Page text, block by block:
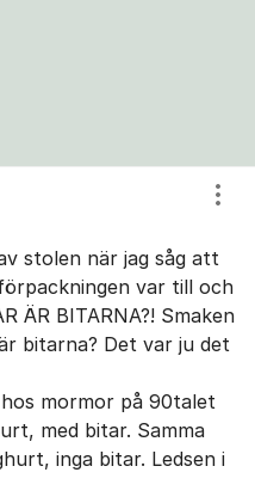
stolen när jag såg att
var till och
ÄR BITARNA?! Smaken
bitarna? Det var ju det
mormor på 90talet
med bitar. Samma
inga bitar. Ledsen i